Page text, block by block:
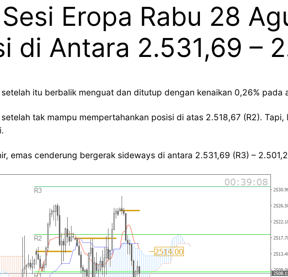
Eropa Rabu 28
di Antara 2.531,69 –
itu berbalik menguat dan ditutup dengan kenaikan 0,26% pada
tak mampu mempertahankan posisi di atas 2.518,67 (R2).
emas cenderung bergerak sideways di antara 2.531,69 (R3) –